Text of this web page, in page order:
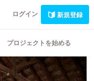
ログイン 新規登録
プロジェクトを始める